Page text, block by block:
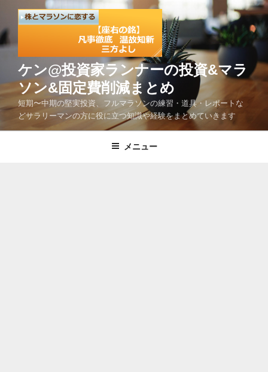
テ
ン
ス
キ
ケン@投資家ランナーの投資&マラ
ソン&固定費削減まとめ
短期〜中期の堅実投資、フルマラソンの練習・道具・レポートな
どサラリーマンの方に役に立つ知識や経験をまとめていきます
メニュー